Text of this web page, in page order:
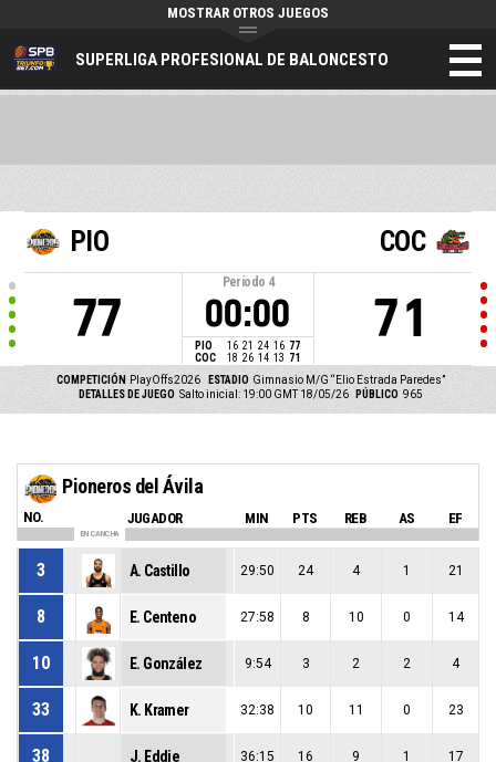
SUPERLIGA PROFESIONAL DE BALONCESTO
MOSTRAR OTROS JUEGOS
PIO
77
Período 4
00:00
PIO 16 21 24 16 77
COC
18 26 14 13 71
COC
71
COMPETICIÓN PlayOffs2026 ESTADIO Gimnasio M/G “Elio Estrada Paredes”
DETALLES DE JUEGO Salto inicial: 19:00 GMT 18/05/26 PÚBLICO 965
Pioneros del Ávila
NO. JUGADOR MIN PTS REB AS EF
EN CANCHA
3 A. Castillo 29:50 24 4 1 21
8 E. Centeno 27:58 8 10 0 14
10 E. González 9:54 3 2 2 4
33 K. Kramer 32:38 10 11 0 23
38 J. Eddie 36:15 16 9 1 17